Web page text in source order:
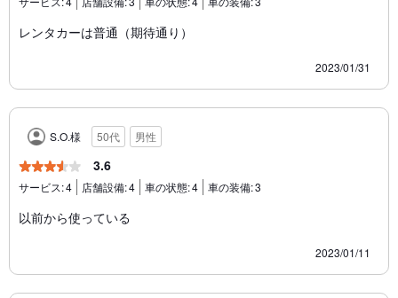
レンタカーは普通（期待通り）
2023/01/31
S.O.様 50代 男性
3.6
サービス:4 店舗設備:4 車の状態:4 車の装備:3
以前から使っている
2023/01/11